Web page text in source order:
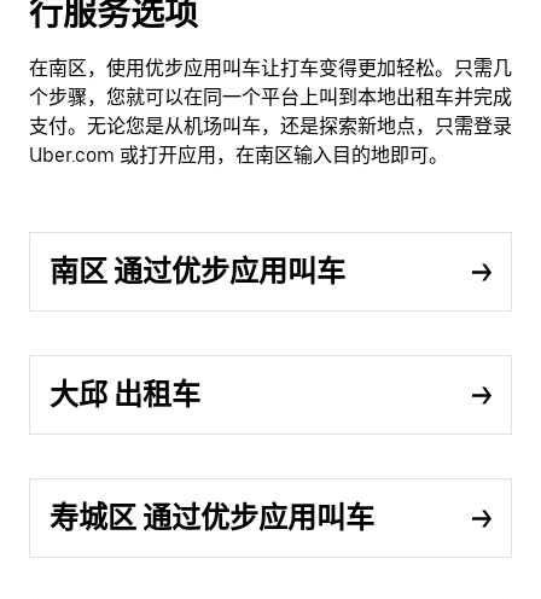
行服务选项
在南区，使用优步应用叫车让打车变得更加轻松。只需几
个步骤，您就可以在同一个平台上叫到本地出租车并完成
支付。无论您是从机场叫车，还是探索新地点，只需登录
Uber.com 或打开应用，在南区输入目的地即可。
南区 通过优步应用叫车
大邱 出租车
寿城区 通过优步应用叫车